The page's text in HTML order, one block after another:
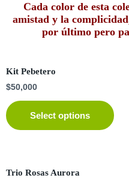
Cada color de esta
amistad y la
por último pero
Kit Pebetero
$50,000
Select options
Trio Rosas Aurora